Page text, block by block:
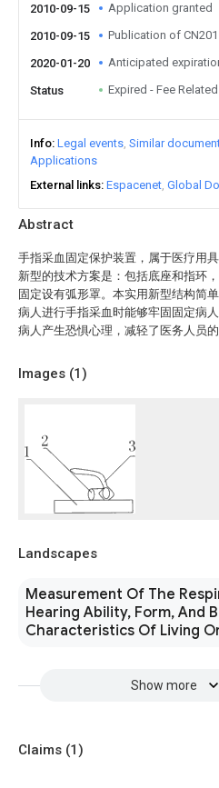
Abstract
手指采血固定保护装置，属于医疗用
新型的技术方案是：包括底座和指环
固定设有弧形罩。本实用新型结构简
病人进行手指采血时能够牢固固定病
病人产生恐惧心理，减轻了医务人员的
Images (1)
Landscapes
Measurement Of The
Hearing Ability, Form, And
Characteristics Of Living
Show more
2010-09-15 Application granted
2010-09-15 Publication of
2020-01-20 Anticipated
Status Expired - Fee Related
Info Legal events Similar
Applications
External links Espacenet Global
Claims (1)